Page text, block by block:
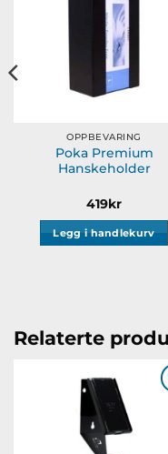
OPPBEVARING
Poka Premium
Hanskeholder
419kr
Legg i handlekurv
Relaterte